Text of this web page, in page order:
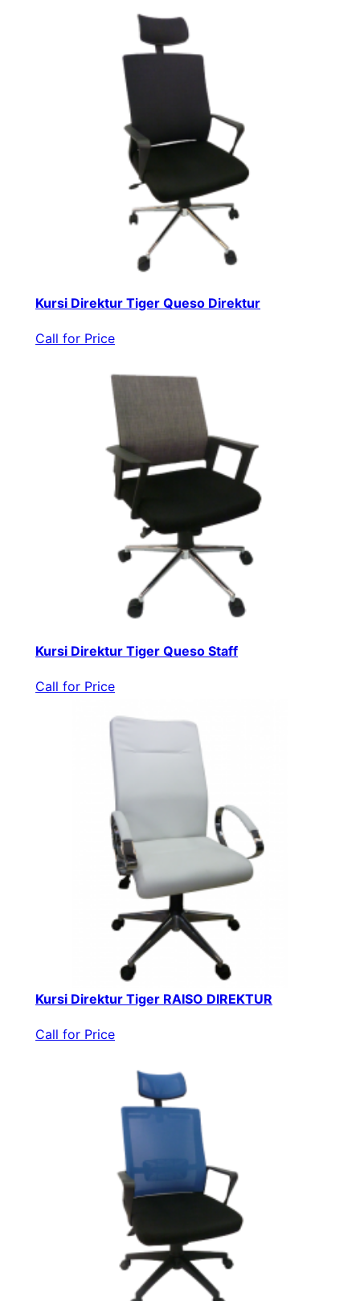
Kursi Direktur Tiger Queso Direktur
Call for Price
Kursi Direktur Tiger Queso Staff
Call for Price
Kursi Direktur Tiger RAISO DIREKTUR
Call for Price